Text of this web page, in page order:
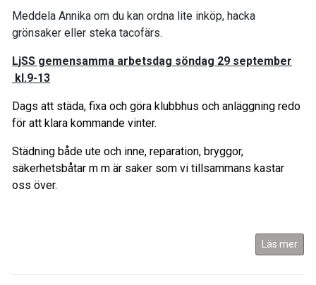
Meddela Annika om du kan ordna lite inköp, hacka
grönsaker eller steka tacofärs.
LjSS gemensamma arbetsdag söndag 29 september
kl.9-13
Dags att städa, fixa och göra klubbhus och anläggning redo
för att klara kommande vinter.
Städning både ute och inne, reparation, bryggor,
säkerhetsbåtar m m är saker som vi tillsammans kastar
oss över.
Läs mer